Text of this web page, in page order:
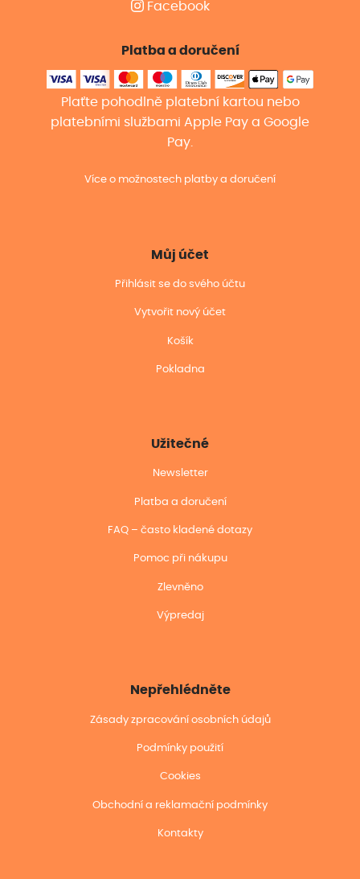
Facebook
Platba a doručení
Plaťte pohodlně platební kartou nebo
platebními službami Apple Pay a Google
Pay.
Více o možnostech platby a doručení
Můj účet
Přihlásit se do svého účtu
Vytvořit nový účet
Košík
Pokladna
Užitečné
Newsletter
Platba a doručení
FAQ – často kladené dotazy
Pomoc při nákupu
Zlevněno
Výpredaj
Nepřehlédněte
Zásady zpracování osobních údajů
Podmínky použití
Cookies
Obchodní a reklamační podmínky
Kontakty